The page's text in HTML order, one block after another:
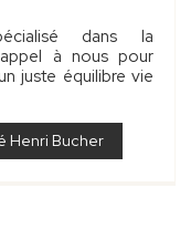
dans la
à nous pour
juste équilibre vie
Henri Bucher